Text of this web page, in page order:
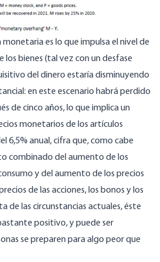
monetaria es lo que impulsa el nivel de
los bienes (tal vez con un desfase
del dinero estaría disminuyendo
en este escenario habrá perdido
de cinco años, lo que implica un
monetarios de los artículos
6,5% anual, cifra que, como cabe
combinado del aumento de los
y del aumento de los precios
de las acciones, los bonos y los
de las circunstancias actuales, éste
positivo, y puede ser
se preparen para algo peor que